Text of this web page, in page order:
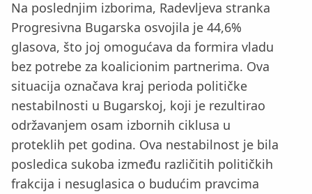
Na poslednjim izborima, Radevljeva stranka
Progresivna Bugarska osvojila je 44,6%
glasova, što joj omogućava da formira vladu
bez potrebe za koalicionim partnerima. Ova
situacija označava kraj perioda političke
nestabilnosti u Bugarskoj, koji je rezultirao
održavanjem osam izbornih ciklusa u
proteklih pet godina. Ova nestabilnost je bila
posledica sukoba između različitih političkih
frakcija i nesuglasica o budućim pravcima